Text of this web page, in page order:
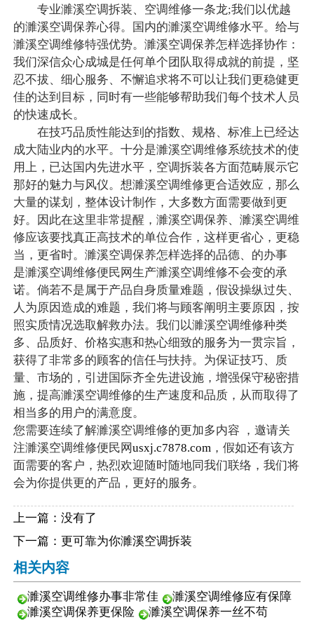
专业濉溪空调拆装、空调维修一条龙;我们以优越
的濉溪空调保养心得。国内的濉溪空调维修水平。给与
濉溪空调维修特强优势。濉溪空调保养怎样选择协作：
我们深信众心成城是任何单个团队取得成就的前提，坚
忍不拔、细心服务、不懈追求将不可以让我们更稳健更
佳的达到目标，同时有一些能够帮助我们每个技术人员
的快速成长。
在技巧品质性能达到的指数、规格、标准上已经达
成大陆业内的水平。十分是濉溪空调维修系统技术的使
用上，已达国内先进水平，空调拆装各方面范畴展示它
那好的魅力与风仪。想濉溪空调维修更合适效应，那么
大量的谋划，整体设计制作，大多数方面需要做到更
好。因此在这里非常提醒，濉溪空调保养、濉溪空调维
修应该要找真正高技术的单位合作，这样更省心，更稳
当，更省时。濉溪空调保养怎样选择的品德、的办事
是濉溪空调维修便民网生产濉溪空调维修不会变的承
诺。倘若不是属于产品自身质量难题，假设操纵过失、
人为原因造成的难题，我们将与顾客阐明主要原因，按
照实质情况选取解救办法。我们以濉溪空调维修种类
多、品质好、价格实惠和热心细致的服务为一贯宗旨，
获得了非常多的顾客的信任与扶持。为保证技巧、质
量、市场的，引进国际齐全先进设施，增强保守秘密措
施，提高濉溪空调维修的生产速度和品质，从而取得了
相当多的用户的满意度。
您需要连续了解濉溪空调维修的更加多内容 ，邀请关
注濉溪空调维修便民网usxj.c7878.com，假如还有该方
面需要的客户，热烈欢迎随时随地同我们联络，我们将
会为你提供更的产品，更好的服务。
上一篇：没有了
下一篇： 更可靠为你濉溪空调拆装
相关内容
濉溪空调维修办事非常佳
濉溪空调维修应有保障
濉溪空调保养更保险
濉溪空调保养一丝不苟